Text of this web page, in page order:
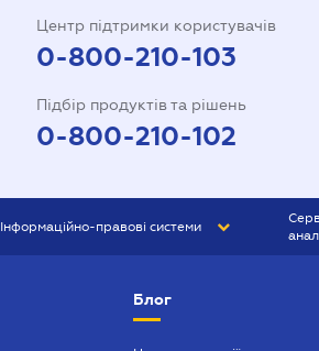
Центр підтримки користувачів
0-800-210-103
Підбір продуктів та рішень
0-800-210-102
Інформаційно-правові системи
Блог